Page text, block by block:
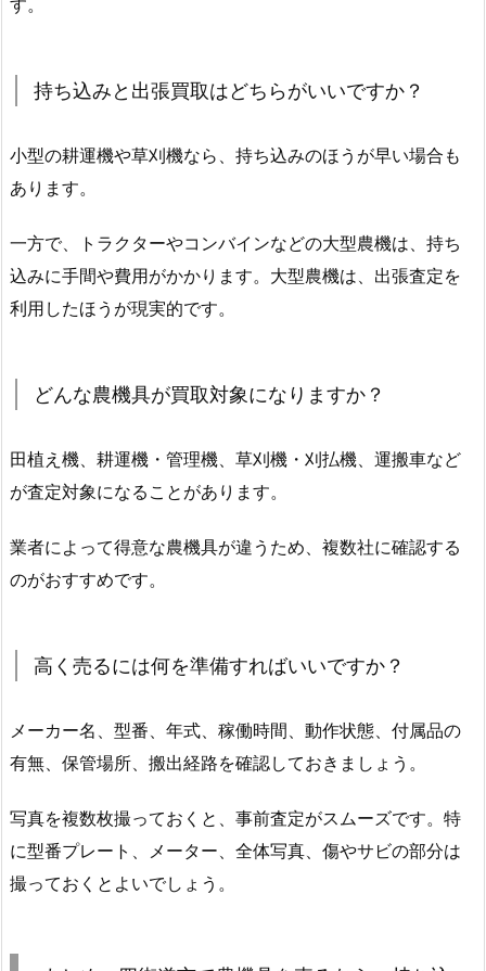
す。
持ち込みと出張買取はどちらがいいですか？
小型の耕運機や草刈機なら、持ち込みのほうが早い場合も
あります。
一方で、トラクターやコンバインなどの大型農機は、持ち
込みに手間や費用がかかります。大型農機は、出張査定を
利用したほうが現実的です。
どんな農機具が買取対象になりますか？
田植え機、耕運機・管理機、草刈機・刈払機、運搬車など
が査定対象になることがあります。
業者によって得意な農機具が違うため、複数社に確認する
のがおすすめです。
高く売るには何を準備すればいいですか？
メーカー名、型番、年式、稼働時間、動作状態、付属品の
有無、保管場所、搬出経路を確認しておきましょう。
写真を複数枚撮っておくと、事前査定がスムーズです。特
に型番プレート、メーター、全体写真、傷やサビの部分は
撮っておくとよいでしょう。